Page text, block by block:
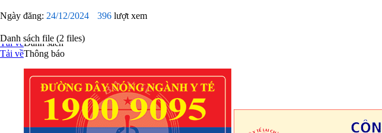
Ngày đăng: 24/12/2024 396 lượt xem
Danh sách file (2 files)
Tải vềDanh sách
Tải vềThông báo